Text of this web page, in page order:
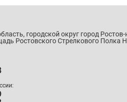
городской округ город
Ростовского Стрелкового Полка